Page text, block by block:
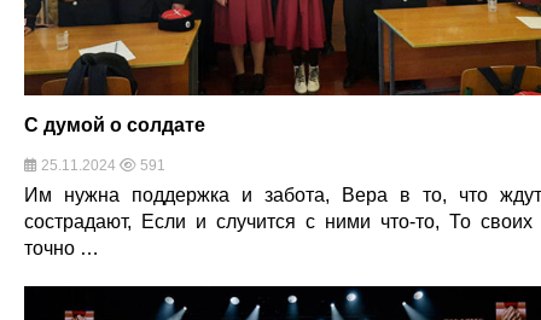
С думой о солдате
25.11.2024 591
Им нужна поддержка и забота, Вера в то, что
сострадают, Если и случится с ними что-то, То своих
точно …